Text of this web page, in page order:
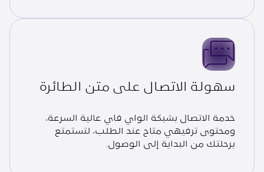
سهولة الاتصال على متن الطائرة
خدمة الاتصال بشبكة الواي فاي عالية السرعة،
ومحتوى ترفيهي متاح عند الطلب، لتستمتع
برحلتك من البداية إلى الوصول.